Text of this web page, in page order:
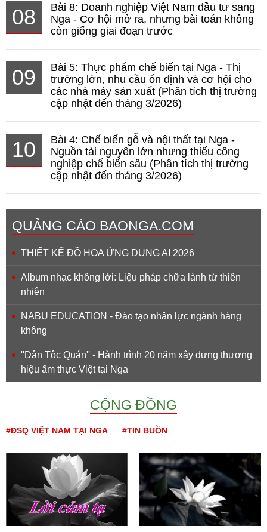
08
Bài 8: Doanh nghiệp Việt Nam đầu tư sang
Nga - Cơ hội mở ra, nhưng bài toán không
còn giống giai đoạn trước
09
Bài 5: Thực phẩm chế biến tại Nga - Thị
trường lớn, nhu cầu ổn định và cơ hội cho
các nhà máy sản xuất (Phân tích thị trường
cập nhật đến tháng 3/2026)
10
Bài 4: Chế biến gỗ và nội thất tại Nga -
Nguồn tài nguyên lớn nhưng thiếu công
nghiệp chế biến sâu (Phân tích thị trường
cập nhật đến tháng 3/2026)
QUẢNG CÁO BAONGA.COM
THIẾT KẾ ĐỒ HỌA ỨNG DỤNG AI 2026
Album nhạc không lời: Liệu pháp chữa lành từ thiên
nhiên
NABU EDUCATION - Đào tạo nhân lực ngành hàng
không
''Dân Tộc Quán'' - Hành trình 20 năm xây dựng thương
hiệu ẩm thực Việt tại Nga
CỘNG ĐỒNG
#ĐSQ VIỆT NAM TẠI NGA #TIN BUỒN